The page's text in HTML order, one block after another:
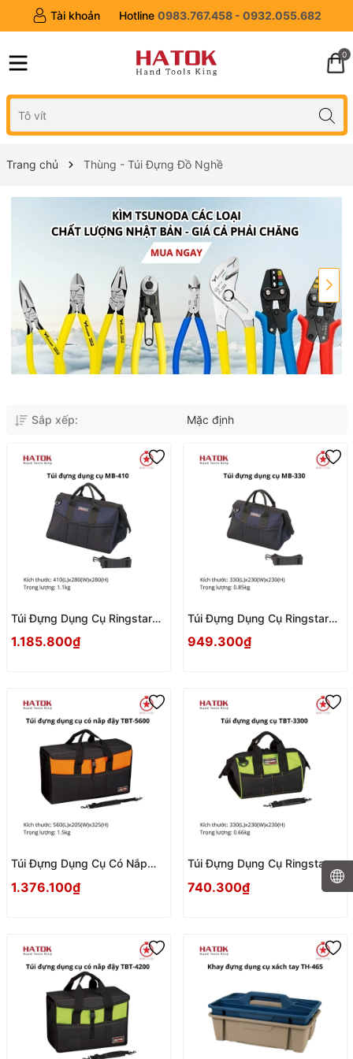
Tài khoản Hotline 0983.767.458 - 0932.055.682
0
Trang chủ Thùng - Túi Đựng Đồ Nghề
Sắp xếp: Mặc định
Túi Đựng Dụng Cụ Ringstar
1.185.800₫
Túi Đựng Dụng Cụ Ringstar
949.300₫
Túi Đựng Dụng Cụ Có Nắp
Bản
1.376.100₫
Túi Đựng Dụng Cụ Ringstar
740.300₫